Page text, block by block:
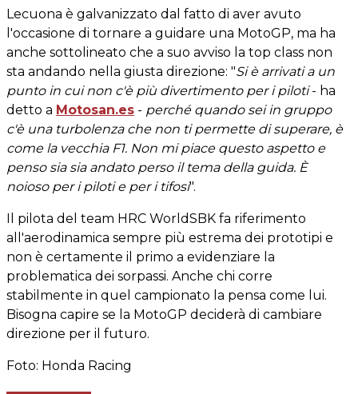
Lecuona è galvanizzato dal fatto di aver avuto
l'occasione di tornare a guidare una MotoGP, ma ha
anche sottolineato che a suo avviso la top class non
sta andando nella giusta direzione: "Si è arrivati a un
punto in cui non c'è più divertimento per i piloti- ha
detto a Motosan.es - perché quando sei in gruppo
c'è una turbolenza che non ti permette di superare, è
come la vecchia F1. Non mi piace questo aspetto e
penso sia sia andato perso il tema della guida. È
noioso per i piloti e per i tifosi".
Il pilota del team HRC WorldSBK fa riferimento
all'aerodinamica sempre più estrema dei prototipi e
non è certamente il primo a evidenziare la
problematica dei sorpassi. Anche chi corre
stabilmente in quel campionato la pensa come lui.
Bisogna capire se la MotoGP deciderà di cambiare
direzione per il futuro.
Foto: Honda Racing